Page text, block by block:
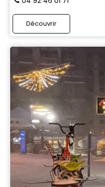
Découvrir